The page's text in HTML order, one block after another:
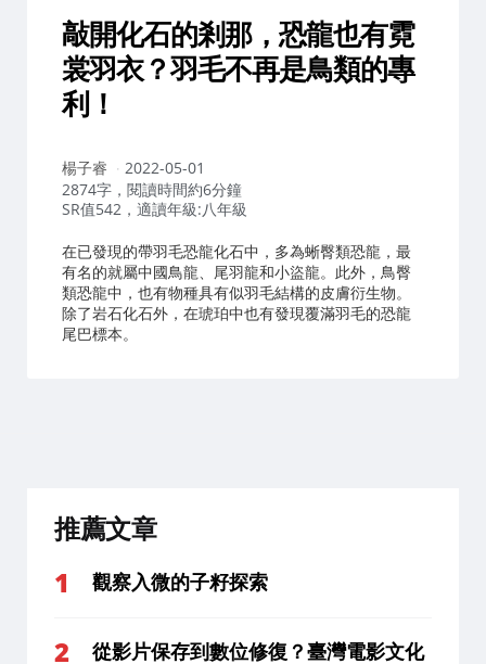
敲開化石的剎那，恐龍也有霓
裳羽衣？羽毛不再是鳥類的專
利！
作
者：
楊子睿
2022-05-01
2874字，閱讀時間約6分鐘
SR值542，適讀年級:八年級
在已發現的帶羽毛恐龍化石中，多為蜥臀類恐龍，最
有名的就屬中國鳥龍、尾羽龍和小盜龍。此外，鳥臀
類恐龍中，也有物種具有似羽毛結構的皮膚衍生物。
除了岩石化石外，在琥珀中也有發現覆滿羽毛的恐龍
尾巴標本。
推薦文章
觀察入微的子籽探索
從影片保存到數位修復？臺灣電影文化